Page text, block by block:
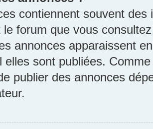
contiennent souvent
le forum que vous
annonces apparaissent
elles sont publiées.
publier des annonces